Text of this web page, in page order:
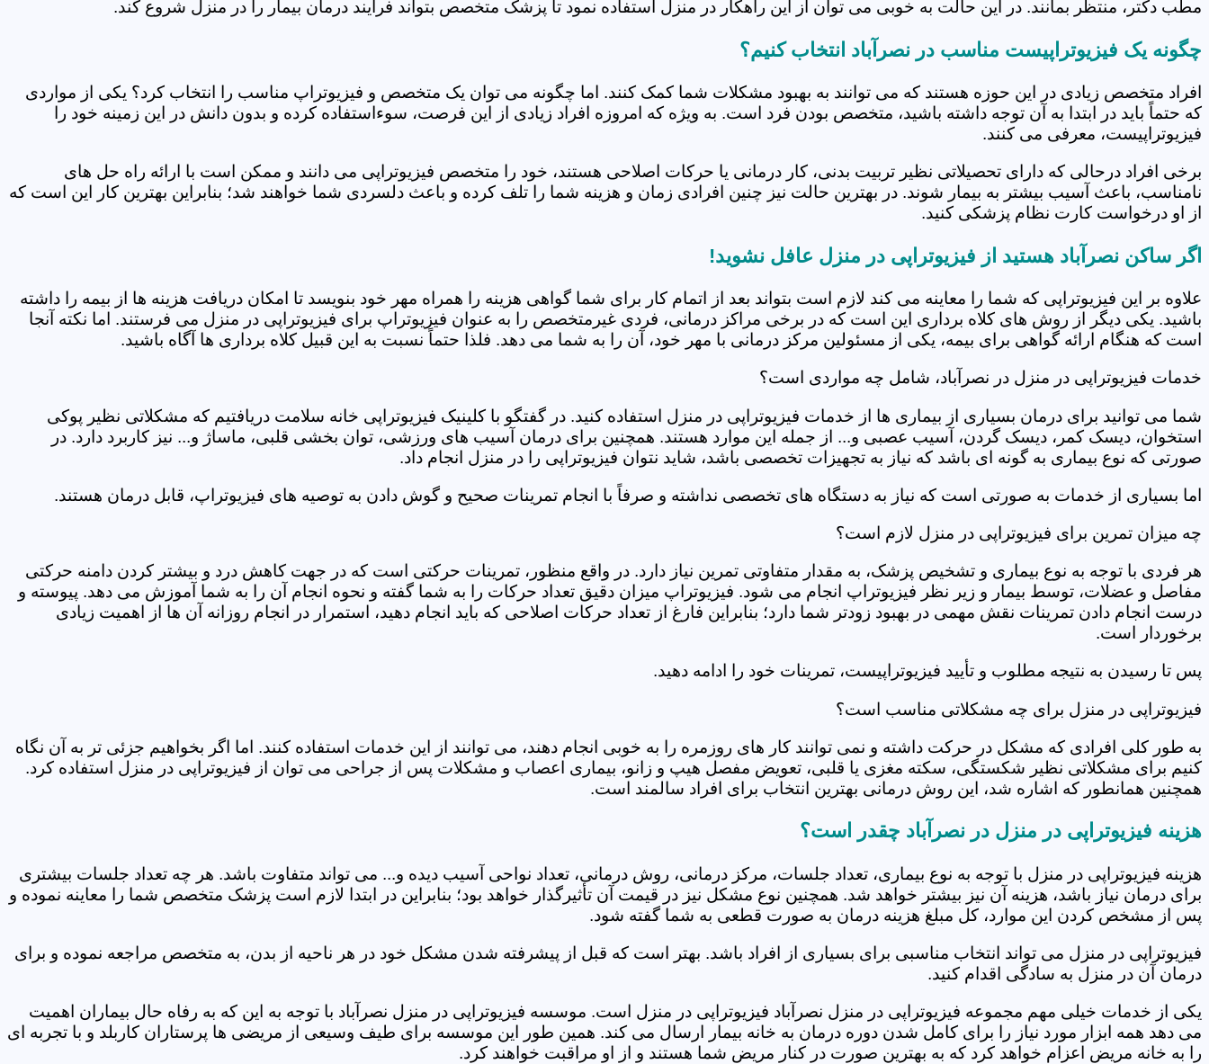
مطب دکتر، منتظر بمانند. در این حالت به خوبی می توان از این راهکار در منزل استفاده نمود تا پزشک متخصص بتواند فرآیند درمان بیمار را در منزل شروع کند.
چگونه یک فیزیوتراپیست مناسب در نصرآباد انتخاب کنیم؟
افراد متخصص زیادی در این حوزه هستند که می توانند به بهبود مشکلات شما کمک کنند. اما چگونه می توان یک متخصص و فیزیوتراپ مناسب را انتخاب کرد؟ یکی از مواردی
که حتماً باید در ابتدا به آن توجه داشته باشید، متخصص بودن فرد است. به ویژه که امروزه افراد زیادی از این فرصت، سوءاستفاده کرده و بدون دانش در این زمینه خود را
فیزیوتراپیست، معرفی می کنند.
برخی افراد درحالی که دارای تحصیلاتی نظیر تربیت بدنی، کار درمانی یا حرکات اصلاحی هستند، خود را متخصص فیزیوتراپی می دانند و ممکن است با ارائه راه حل های
نامناسب، باعث آسیب بیشتر به بیمار شوند. در بهترین حالت نیز چنین افرادی زمان و هزینه شما را تلف کرده و باعث دلسردی شما خواهند شد؛ بنابراین بهترین کار این است که
از او درخواست کارت نظام پزشکی کنید.
اگر ساکن نصرآباد هستید از فیزیوتراپی در منزل عافل نشوید!
علاوه بر این فیزیوتراپی که شما را معاینه می کند لازم است بتواند بعد از اتمام کار برای شما گواهی هزینه را همراه مهر خود بنویسد تا امکان دریافت هزینه ها از بیمه را داشته
باشید. یکی دیگر از روش های کلاه برداری این است که در برخی مراکز درمانی، فردی غیرمتخصص را به عنوان فیزیوتراپ برای فیزیوتراپی در منزل می فرستند. اما نکته آنجا
است که هنگام ارائه گواهی برای بیمه، یکی از مسئولین مرکز درمانی با مهر خود، آن را به شما می دهد. فلذا حتماً نسبت به این قبیل کلاه برداری ها آگاه باشید.
خدمات فیزیوتراپی در منزل در نصرآباد، شامل چه مواردی است؟
شما می توانید برای درمان بسیاری از بیماری ها از خدمات فیزیوتراپی در منزل استفاده کنید. در گفتگو با کلینیک فیزیوتراپی خانه سلامت دریافتیم که مشکلاتی نظیر پوکی
استخوان، دیسک کمر، دیسک گردن، آسیب عصبی و... از جمله این موارد هستند. همچنین برای درمان آسیب های ورزشی، توان بخشی قلبی، ماساژ و... نیز کاربرد دارد. در
صورتی که نوع بیماری به گونه ای باشد که نیاز به تجهیزات تخصصی باشد، شاید نتوان فیزیوتراپی را در منزل انجام داد.
اما بسیاری از خدمات به صورتی است که نیاز به دستگاه های تخصصی نداشته و صرفاً با انجام تمرینات صحیح و گوش دادن به توصیه های فیزیوتراپ، قابل درمان هستند.
چه میزان تمرین برای فیزیوتراپی در منزل لازم است؟
هر فردی با توجه به نوع بیماری و تشخیص پزشک، به مقدار متفاوتی تمرین نیاز دارد. در واقع منظور، تمرینات حرکتی است که در جهت کاهش درد و بیشتر کردن دامنه حرکتی
مفاصل و عضلات، توسط بیمار و زیر نظر فیزیوتراپ انجام می شود. فیزیوتراپ میزان دقیق تعداد حرکات را به شما گفته و نحوه انجام آن را به شما آموزش می دهد. پیوسته و
درست انجام دادن تمرینات نقش مهمی در بهبود زودتر شما دارد؛ بنابراین فارغ از تعداد حرکات اصلاحی که باید انجام دهید، استمرار در انجام روزانه آن ها از اهمیت زیادی
برخوردار است.
پس تا رسیدن به نتیجه مطلوب و تأیید فیزیوتراپیست، تمرینات خود را ادامه دهید.
فیزیوتراپی در منزل برای چه مشکلاتی مناسب است؟
به طور کلی افرادی که مشکل در حرکت داشته و نمی توانند کار های روزمره را به خوبی انجام دهند، می توانند از این خدمات استفاده کنند. اما اگر بخواهیم جزئی تر به آن نگاه
کنیم برای مشکلاتی نظیر شکستگی، سکته مغزی یا قلبی، تعویض مفصل هیپ و زانو، بیماری اعصاب و مشکلات پس از جراحی می توان از فیزیوتراپی در منزل استفاده کرد.
همچنین همانطور که اشاره شد، این روش درمانی بهترین انتخاب برای افراد سالمند است.
هزینه فیزیوتراپی در منزل در نصرآباد چقدر است؟
هزینه فیزیوتراپی در منزل با توجه به نوع بیماری، تعداد جلسات، مرکز درمانی، روش درمانی، تعداد نواحی آسیب دیده و... می تواند متفاوت باشد. هر چه تعداد جلسات بیشتری
برای درمان نیاز باشد، هزینه آن نیز بیشتر خواهد شد. همچنین نوع مشکل نیز در قیمت آن تأثیرگذار خواهد بود؛ بنابراین در ابتدا لازم است پزشک متخصص شما را معاینه نموده و
پس از مشخص کردن این موارد، کل مبلغ هزینه درمان به صورت قطعی به شما گفته شود.
فیزیوتراپی در منزل می تواند انتخاب مناسبی برای بسیاری از افراد باشد. بهتر است که قبل از پیشرفته شدن مشکل خود در هر ناحیه از بدن، به متخصص مراجعه نموده و برای
درمان آن در منزل به سادگی اقدام کنید.
یکی از خدمات خیلی مهم مجموعه فیزیوتراپی در منزل نصرآباد فیزیوتراپی در منزل است. موسسه فیزیوتراپی در منزل نصرآباد با توجه به این که به رفاه حال بیماران اهمیت
می دهد همه ابزار مورد نیاز را برای کامل شدن دوره درمان به خانه بیمار ارسال می کند. همین طور این موسسه برای طیف وسیعی از مریضی ها پرستاران کاربلد و با تجربه ای
را به خانه مریض اعزام خواهد کرد که به بهترین صورت در کنار مریض شما هستند و از او مراقبت خواهند کرد.